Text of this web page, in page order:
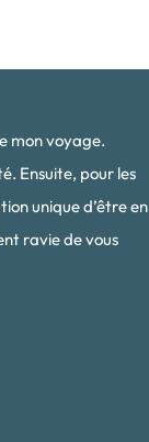
mon voyage.
Ensuite, pour les
unique d’être en
ravie de vous